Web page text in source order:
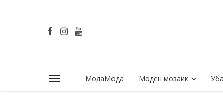
МодаМода Моден мозаик